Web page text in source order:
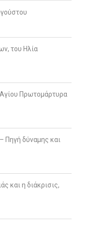
του Ηλία
Πρωτομάρτυρα
Πηγή δύναμης και
και η διάκρισις,